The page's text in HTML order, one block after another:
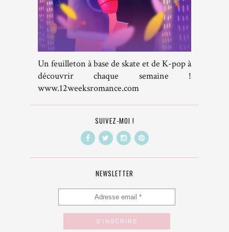
Un feuilleton à base de skate et de K-pop à
découvrir chaque semaine !
www.12weeksromance.com
SUIVEZ-MOI !
NEWSLETTER